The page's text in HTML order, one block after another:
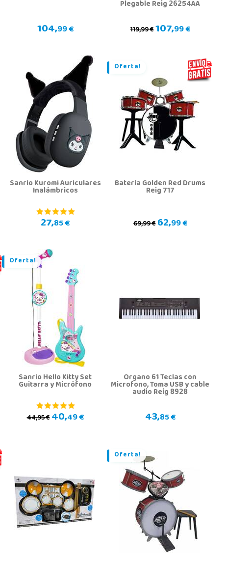
104,99 €
Plegable Reig 26254AA
119,99 €107,99 €
Sanrio Kuromi Auriculares
Inalámbricos
27,85 €
Oferta!
Batería Golden Red Drums
Reig 717
69,99 €62,99 €
Oferta!
Sanrio Hello Kitty Set
Guitarra y Micrófono
44,95 €40,49 €
Organo 61 Teclas con
Microfono, Toma USB y cable
audio Reig 8928
43,85 €
Oferta!